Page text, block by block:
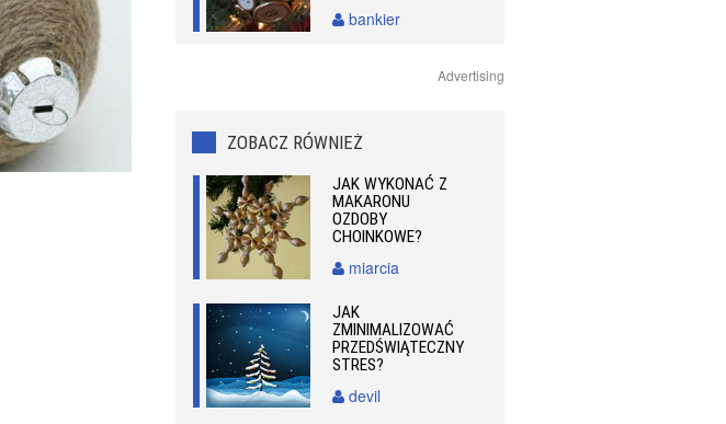
bankier
Advertising
ZOBACZ RÓWNIEŻ
JAK WYKONAĆ Z
MAKARONU
OZDOBY
CHOINKOWE?
miarcia
JAK
ZMINIMALIZOWAĆ
PRZEDŚWIĄTECZNY
STRES?
devil